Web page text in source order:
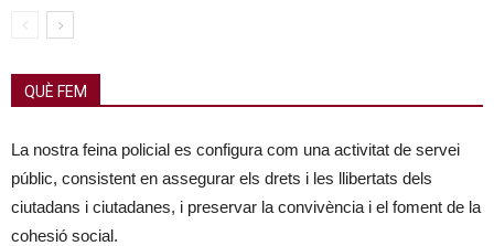
QUÈ FEM
La nostra feina policial es configura com una activitat de servei
públic, consistent en assegurar els drets i les llibertats dels
ciutadans i ciutadanes, i preservar la convivència i el foment de la
cohesió social.